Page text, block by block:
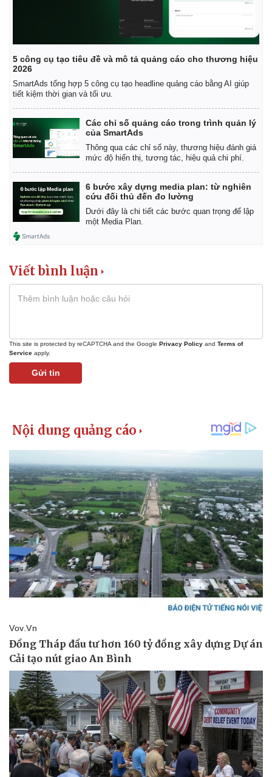
Pháp luật
Vụ án
Tin nóng
Tư vấn luật
Quân sự - Quốc phòng
Vũ khí
Việt Nam
Phân tích
5 công cụ tạo tiêu đề và mô tả quảng cáo cho thương hiệu
2026
SmartAds tổng hợp 5 công cụ tạo headline quảng cáo bằng AI giúp
tiết kiệm thời gian và tối ưu.
Các chỉ số quảng cáo trong trình quản lý
của SmartAds
Thông qua các chỉ số này, thương hiệu đánh giá
mức độ hiển thị, tương tác, hiệu quả chi phí.
6 bước xây dựng media plan: từ nghiên
cứu đối thủ đến đo lường
Dưới đây là chi tiết các bước quan trọng để lập
một Media Plan.
Viết bình luận
This site is protected by reCAPTCHA and the Google Privacy Policy and Terms of
Service apply.
Gửi tin